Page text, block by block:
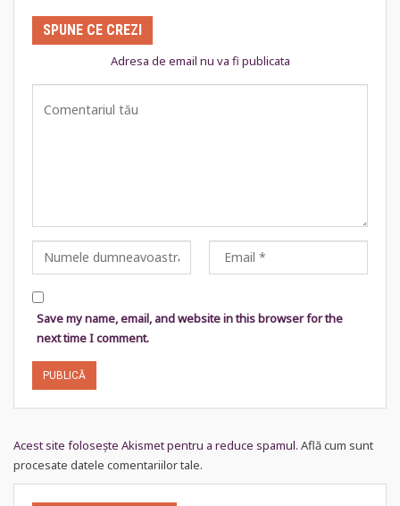
SPUNE CE CREZI
Adresa de email nu va fi publicata
Save my name, email, and website in this browser for the
next time I comment.
Acest site folosește Akismet pentru a reduce spamul. Află cum sunt
procesate datele comentariilor tale.